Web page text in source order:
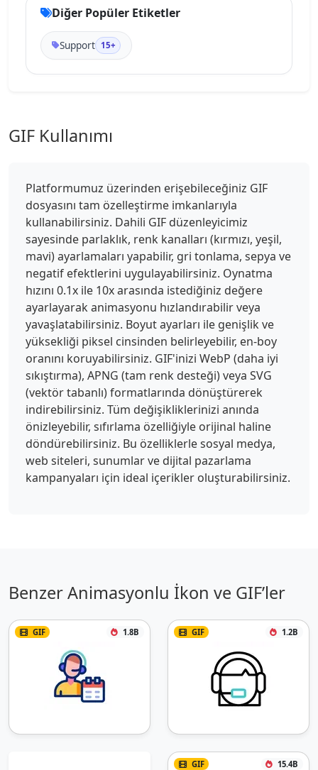
Diğer Popüler Etiketler
Support 15+
GIF Kullanımı
Platformumuz üzerinden erişebileceğiniz GIF
dosyasını tam özelleştirme imkanlarıyla
kullanabilirsiniz. Dahili GIF düzenleyicimiz
sayesinde parlaklık, renk kanalları (kırmızı, yeşil,
mavi) ayarlamaları yapabilir, gri tonlama, sepya ve
negatif efektlerini uygulayabilirsiniz. Oynatma
hızını 0.1x ile 10x arasında istediğiniz değere
ayarlayarak animasyonu hızlandırabilir veya
yavaşlatabilirsiniz. Boyut ayarları ile genişlik ve
yüksekliği piksel cinsinden belirleyebilir, en-boy
oranını koruyabilirsiniz. GIF'inizi WebP (daha iyi
sıkıştırma), APNG (tam renk desteği) veya SVG
(vektör tabanlı) formatlarında dönüştürerek
indirebilirsiniz. Tüm değişikliklerinizi anında
önizleyebilir, sıfırlama özelliğiyle orijinal haline
döndürebilirsiniz. Bu özelliklerle sosyal medya,
web siteleri, sunumlar ve dijital pazarlama
kampanyaları için ideal içerikler oluşturabilirsiniz.
Benzer Animasyonlu İkon ve GIF’ler
GIF 1.8B GIF 1.2B
GIF 15.4B